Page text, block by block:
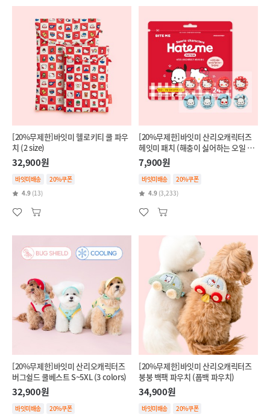
[20%무제한]바잇미 헬로키티 쿨 파우
치 (2 size)
32,900원
바잇미배송
20%쿠폰
4.9 (13)
[20%무제한]바잇미 산리오캐릭터즈
헤잇미 패치 (해충이 싫어하는 오일 함
유)
7,900원
바잇미배송
20%쿠폰
4.9 (3,233)
[20%무제한]바잇미 산리오캐릭터즈
버그쉴드 쿨베스트 S~5XL (3 colors)
32,900원
바잇미배송
20%쿠폰
[20%무제한]바잇미 산리오캐릭터즈
붕붕 백팩 파우치 (풉백 파우치)
34,900원
바잇미배송
20%쿠폰